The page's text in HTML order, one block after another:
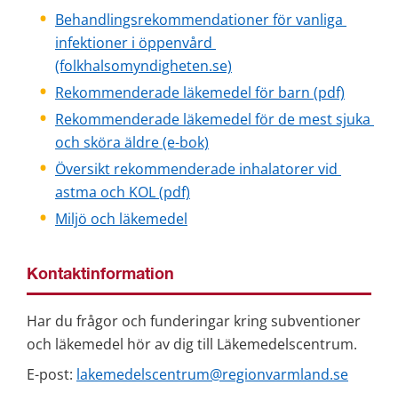
Behandlingsrekommendationer för vanliga
infektioner i öppenvård
(folkhalsomyndigheten.se)
Rekommenderade läkemedel för barn (pdf)
Rekommenderade läkemedel för de mest sjuka
och sköra äldre (e-bok)
Översikt rekommenderade inhalatorer vid
astma och KOL (pdf)
Miljö och läkemedel
Kontaktinformation
Har du frågor och funderingar kring subventioner
och läkemedel hör av dig till Läkemedelscentrum.
E-post: lakemedelscentrum@regionvarmland.se